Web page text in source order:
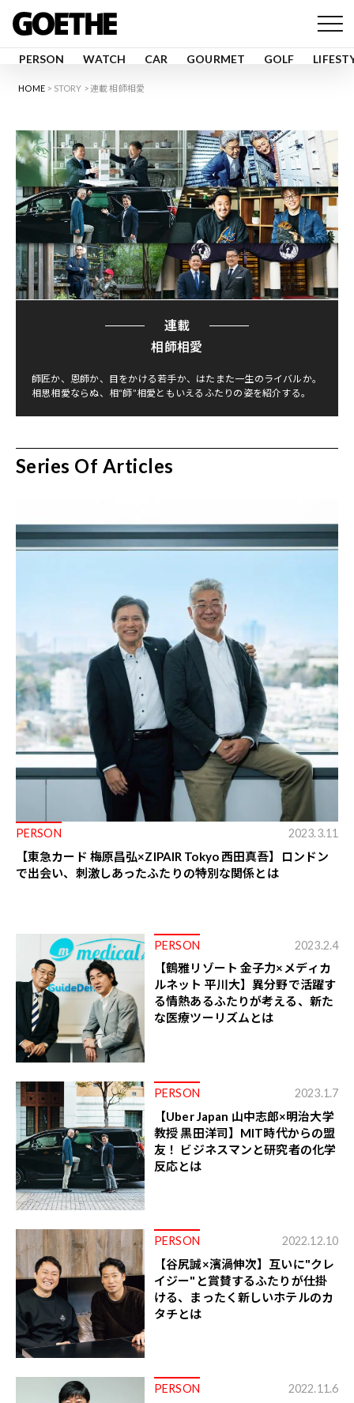
PERSON WATCH CAR GOURMET GOLF
HOME STORY 連載 相師相愛
連載
相師相愛
師匠か、恩師か、目をかける若手か、はたまた一生のライバルか。
相思相愛ならぬ、相“師”相愛ともいえるふたりの姿を紹介する。
Series Of Articles
PERSON 2023.3.11
【東急カード 梅原昌弘×ZIPAIR Tokyo 西田真吾】ロンドン
で出会い、刺激しあったふたりの特別な関係とは
PERSON 2023.2.4
【鶴雅リゾート 金子力×メディカ
ルネット 平川大】異分野で活躍す
る情熱あるふたりが考える、新た
な医療ツーリズムとは
PERSON 2023.1.7
【Uber Japan 山中志郎×明治大学
教授 黒田洋司】MIT時代からの盟
友！ ビジネスマンと研究者の化学
反応とは
PERSON 2022.12.10
【谷尻誠×濱渦伸次】互いに"クレ
イジー"と賞賛するふたりが仕掛
ける、まったく新しいホテルのカ
タチとは
PERSON 2022.11.6